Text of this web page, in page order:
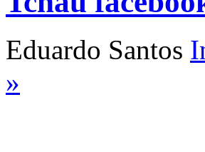
Eduardo Santos
»